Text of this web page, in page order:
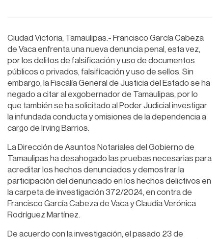
Ciudad Victoria, Tamaulipas.- Francisco García Cabeza
de Vaca enfrenta una nueva denuncia penal, esta vez,
por los delitos de falsificación y uso de documentos
públicos o privados, falsificación y uso de sellos. Sin
embargo, la Fiscalía General de Justicia del Estado se ha
negado a citar al exgobernador de Tamaulipas, por lo
que también se ha solicitado al Poder Judicial investigar
la infundada conducta y omisiones de la dependencia a
cargo de Irving Barrios.
La Dirección de Asuntos Notariales del Gobierno de
Tamaulipas ha desahogado las pruebas necesarias para
acreditar los hechos denunciados y demostrar la
participación del denunciado en los hechos delictivos en
la carpeta de investigación 372/2024, en contra de
Francisco García Cabeza de Vaca y Claudia Verónica
Rodríguez Martínez.
De acuerdo con la investigación, el pasado 23 de